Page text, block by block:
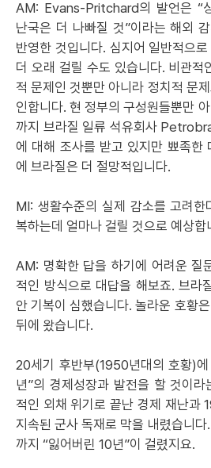
AM: Evans-Pritchard의 발언은 “
난국은 더 나빠질 것”이라는 해외
반영한 것입니다. 심지어 일반적으
더 오래 걸릴 수도 있습니다. 비관적
적 문제인 것뿐만 아니라 정치적 문
인합니다. 현 정부의 구성원들뿐만
까지 브라질 일류 석유회사
에 대해 조사를 받고 있지만 뾰족한
에 브라질은 더 절망적입니다.
MI: 생활수준의 실제 감소를 고려한
복하는데 얼마나 걸릴 것으로 예상합
AM: 명확한 답을 하기에 어려운 질
적인 방식으로 대답을 해보죠. 브라
안 기복이 심했습니다. 놀라운 호황
뒤에 왔습니다.
20세기 후반부(1950년대의 호황)
년”의 경제성장과 발전을 할 것이
적인 외채 위기로 끝난 경제 재난과
지속된 군사 독재로 막을 내렸습니다
까지 “잃어버린 10년”이 걸렸지요.